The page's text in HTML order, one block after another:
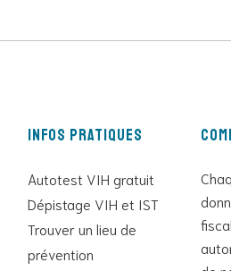
Infos pratiques
Autotest VIH gratuit
Dépistage VIH et IST
Trouver un lieu de
prévention